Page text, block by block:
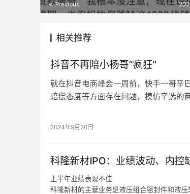
Previous
相关推荐
抖音不再陪小杨哥“疯狂”
就在抖音电商峰会一周前，快手一哥辛
赔偿态度等方面存在问题，模仿辛选的
替小杨哥进行赔付。
在短视频时代，抖音成就了小杨哥，正
开放性和包容性，它给每一个人都提供
带来了很多用户，高峰时期小杨哥抖音
2024年9月20日
科隆新材IPO：业绩波动、内控
上半年业绩表现不佳
科隆新材的主营业务是液压组合密封件和液